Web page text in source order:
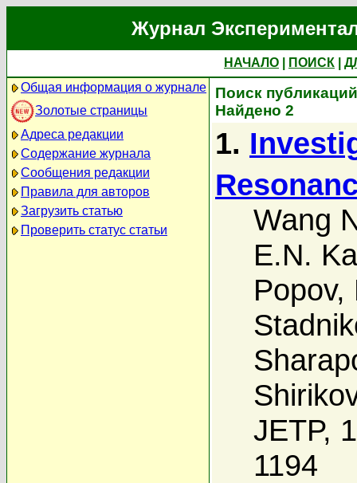
Журнал
НАЧАЛО ПОИСК
Общая информация о журнале
Золотые страницы
Адреса редакции
Содержание журнала
Сообщения редакции
Правила для авторов
Загрузить статью
Проверить статус статьи
Поиск
Найдено 2
1.
Wang
E.N.
Popov,
JETP,
1194